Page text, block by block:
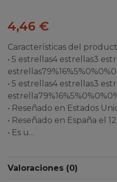
4,46 €
Características del
• 5 estrellas4 estrellas3
• 5 estrellas4 estrellas3
• Reseñado en Estados
• Reseñado en España el
• Es u…
Valoraciones (0)